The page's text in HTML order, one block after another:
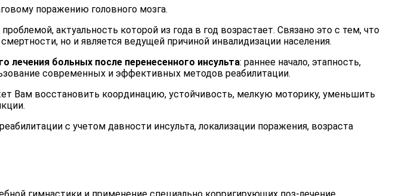
поражению головного мозга.
актуальность которой из года в год возрастает. Связано это с тем, что
но и является ведущей причиной инвалидизации населения.
больных после перенесенного инсульта: раннее начало, этапность,
современных и эффективных методов реабилитации.
Вам восстановить координацию, устойчивость, мелкую моторику, уменьшить
с учетом давности инсульта, локализации поражения, возраста